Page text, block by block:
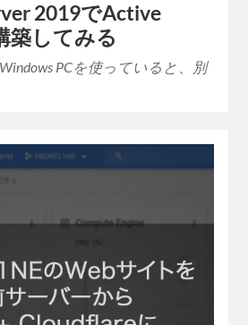
2019でActive
築してみる
PCを使っていると、別